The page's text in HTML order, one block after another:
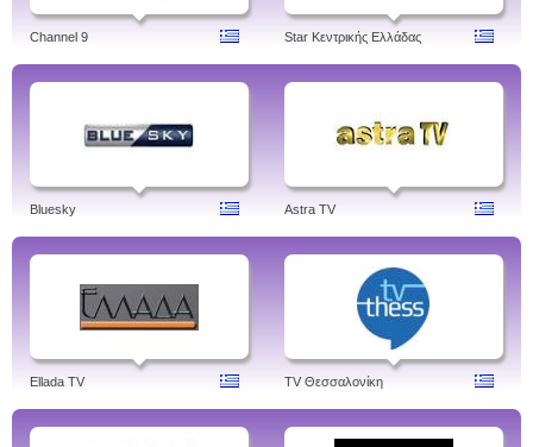
Channel 9 Star Κεντρικής Ελλάδας
Bluesky Astra TV
Ellada TV TV Θεσσαλονίκη